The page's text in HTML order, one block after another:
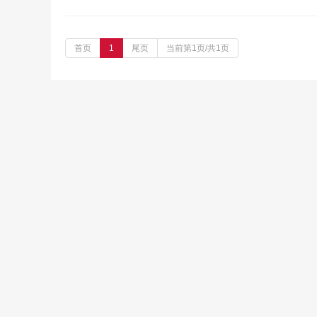
首页 1 尾页 当前第1页/共1页